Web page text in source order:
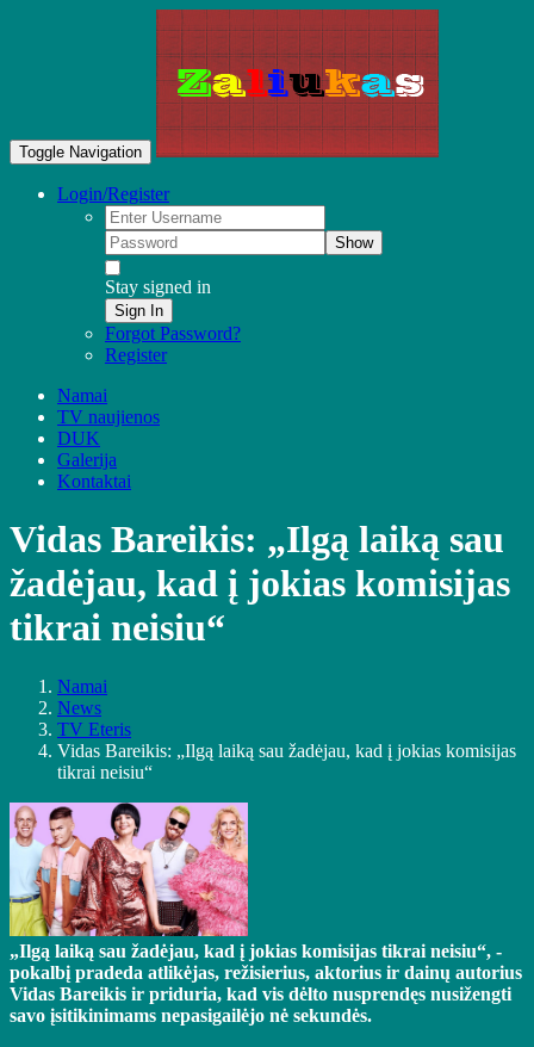
Toggle Navigation
Login/Register
Show
Stay signed in
Sign In
Forgot Password?
Register
Namai
TV naujienos
DUK
Galerija
Kontaktai
Vidas Bareikis: „Ilgą laiką sau
žadėjau, kad į jokias komisijas
tikrai neisiu“
Namai
News
TV Eteris
Vidas Bareikis: „Ilgą laiką sau žadėjau, kad į jokias komisijas
tikrai neisiu“
„Ilgą laiką sau žadėjau, kad į jokias komisijas tikrai neisiu“, -
pokalbį pradeda atlikėjas, režisierius, aktorius ir dainų autorius
Vidas Bareikis ir priduria, kad vis dėlto nusprendęs nusižengti
savo įsitikinimams nepasigailėjo nė sekundės.